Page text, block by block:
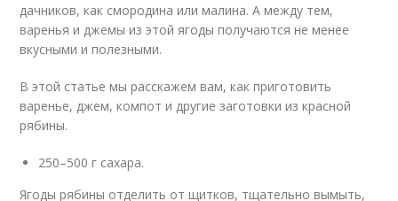
дачников, как смородина или малина. А между тем,
варенья и джемы из этой ягоды получаются не менее
вкусными и полезными.
В этой статье мы расскажем вам, как приготовить
варенье, джем, компот и другие заготовки из красной
рябины.
250–500 г сахара.
Ягоды рябины отделить от щитков, тщательно вымыть,